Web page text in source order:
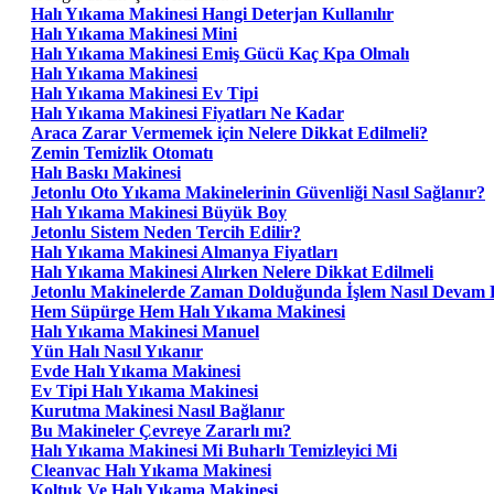
Halı Yıkama Makinesi Hangi Deterjan Kullanılır
Halı Yıkama Makinesi Mini
Halı Yıkama Makinesi Emiş Gücü Kaç Kpa Olmalı
Halı Yıkama Makinesi
Halı Yıkama Makinesi Ev Tipi
Halı Yıkama Makinesi Fiyatları Ne Kadar
Araca Zarar Vermemek için Nelere Dikkat Edilmeli?
Zemin Temizlik Otomatı
Halı Baskı Makinesi
Jetonlu Oto Yıkama Makinelerinin Güvenliği Nasıl Sağlanır?
Halı Yıkama Makinesi Büyük Boy
Jetonlu Sistem Neden Tercih Edilir?
Halı Yıkama Makinesi Almanya Fiyatları
Halı Yıkama Makinesi Alırken Nelere Dikkat Edilmeli
Jetonlu Makinelerde Zaman Dolduğunda İşlem Nasıl Devam
Hem Süpürge Hem Halı Yıkama Makinesi
Halı Yıkama Makinesi Manuel
Yün Halı Nasıl Yıkanır
Evde Halı Yıkama Makinesi
Ev Tipi Halı Yıkama Makinesi
Kurutma Makinesi Nasıl Bağlanır
Bu Makineler Çevreye Zararlı mı?
Halı Yıkama Makinesi Mi Buharlı Temizleyici Mi
Cleanvac Halı Yıkama Makinesi
Koltuk Ve Halı Yıkama Makinesi